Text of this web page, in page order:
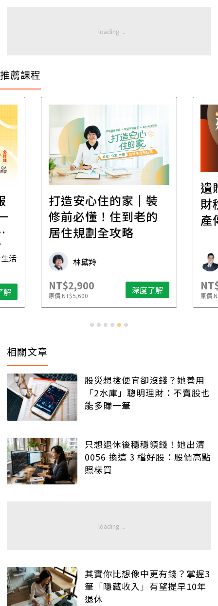
推薦課程
活
解
打造安心住的家｜裝
修前必懂！住到老的
居住規劃全攻略
林黛羚
NT$2,900
原價NT$5,600 深度了解
遺
財
產
原價
相關文章
股災想撿便宜卻沒錢？她善用
「2水庫」聰明理財：不賣股也
能多賺一筆
只想退休後穩穩領錢！她出清
0056 換這 3 檔好股：股價高點
照樣買
其實你比想像中更有錢？掌握3
筆「隱藏收入」有望提早10年
退休